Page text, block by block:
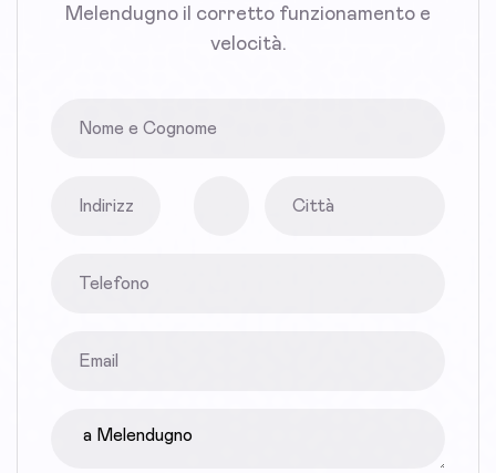
Melendugno il corretto funzionamento e
velocità.